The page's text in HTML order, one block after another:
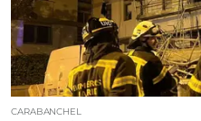
CARABANCHEL